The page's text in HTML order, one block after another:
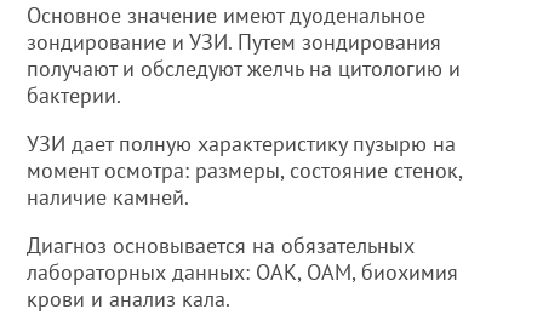
Основное значение имеют дуоденальное
зондирование и УЗИ. Путем зондирования
получают и обследуют желчь на цитологию и
бактерии.
УЗИ дает полную характеристику пузырю на
момент осмотра: размеры, состояние стенок,
наличие камней.
Диагноз основывается на обязательных
лабораторных данных: ОАК, ОАМ, биохимия
крови и анализ кала.